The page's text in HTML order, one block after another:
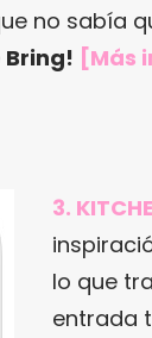
no sabía
Bring! [Más
3.
lo que
entrada